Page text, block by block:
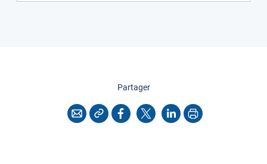
Partagercette page
CourrielCopier l'adresse
Facebook
X LinkedInImprimer